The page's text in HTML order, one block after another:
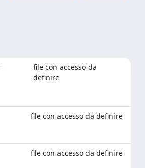
file con accesso da
definire
file con accesso da definire
file con accesso da definire